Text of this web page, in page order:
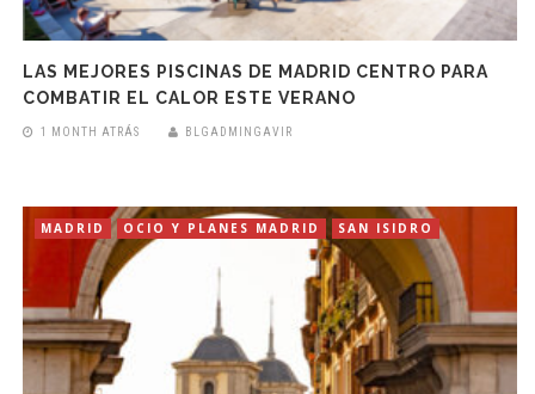
LAS MEJORES PISCINAS DE MADRID CENTRO PARA
COMBATIR EL CALOR ESTE VERANO
1 MONTH ATRÁS BLGADMINGAVIR
MADRID OCIO Y PLANES MADRID SAN ISIDRO